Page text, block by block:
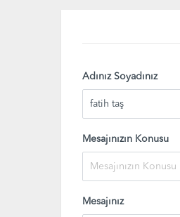
Adınız Soyadınız
Mesajınızın Konusu
Mesajınız